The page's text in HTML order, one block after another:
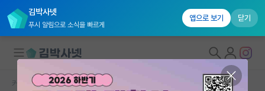
김박사넷
푸시 알림으로 소식을 빠르게
앱으로 보기 닫기
커뮤니티 홈 자유 게시판(아무개랩)